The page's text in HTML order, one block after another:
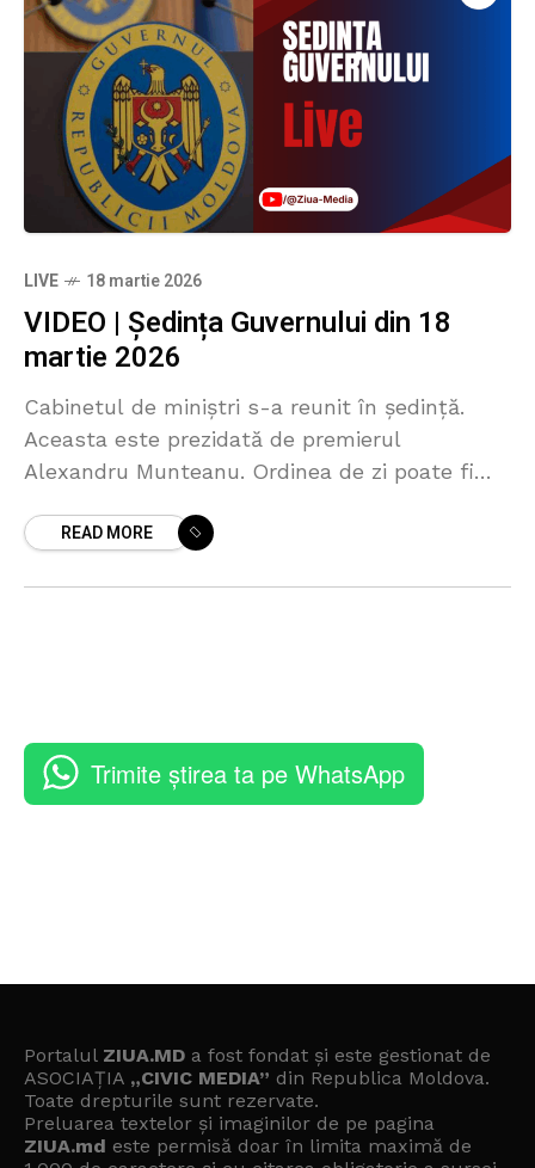
LIVE 18 martie 2026
VIDEO | Ședința Guvernului din 18
martie 2026
Cabinetul de miniștri s-a reunit în ședință.
Aceasta este prezidată de premierul
Alexandru Munteanu. Ordinea de zi poate fi
Abonează-te la canalul de
READ MORE
Trimite știrea ta pe WhatsApp
Portalul ZIUA.MD a fost fondat și este gestionat de
ASOCIAȚIA „CIVIC MEDIA” din Republica Moldova.
Toate drepturile sunt rezervate.
Preluarea textelor și imaginilor de pe pagina
ZIUA.md este permisă doar în limita maximă de